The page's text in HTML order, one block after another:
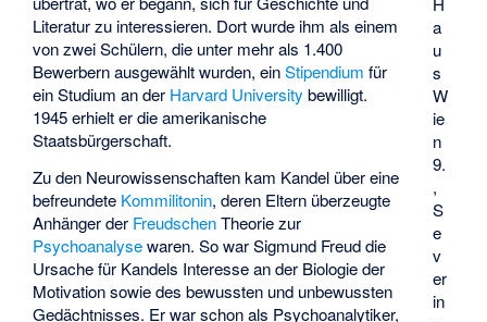
a
u
s
W
ie
n
9.
,
S
e
v
er
in
Literatur zu interessieren. Dort wurde ihm als einem
von zwei Schülern, die unter mehr als 1.400
Bewerbern ausgewählt wurden, einStipendium für
ein Studium an der Harvard University bewilligt.
1945 erhielt er die amerikanische
Staatsbürgerschaft.
Zu den Neurowissenschaften kam Kandel über eine
befreundete Kommilitonin, deren Eltern überzeugte
Anhänger der FreudschenTheorie zur
Psychoanalysewaren. So war Sigmund Freud die
Ursache für Kandels Interesse an der Biologie der
Motivation sowie des bewussten und unbewussten
Gedächtnisses. Er war schon als Psychoanalytiker,